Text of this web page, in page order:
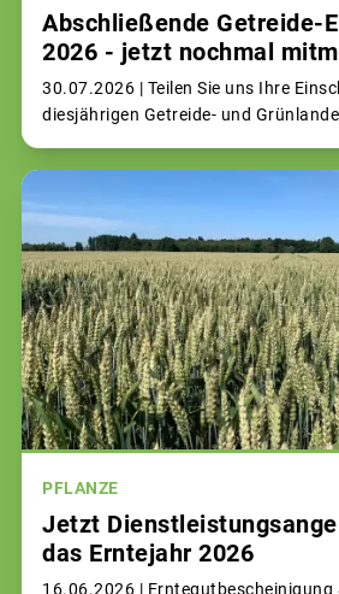
Abschließende Getreide-
2026 - jetzt nochmal
30.07.2026 | Teilen Sie uns Ihre
diesjährigen Getreide- und
PFLANZE
Jetzt
das Erntejahr 2026
16.06.2026 | Erntegutbescheinigung